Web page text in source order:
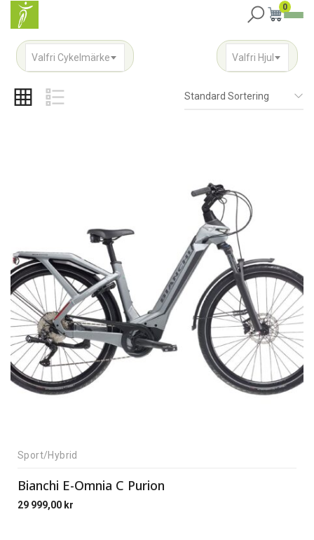
0
Valfri Cykelmärke Valfri Hjul
Standard Sortering
Sport/Hybrid
Bianchi E-Omnia C Purion
29 999,00 kr